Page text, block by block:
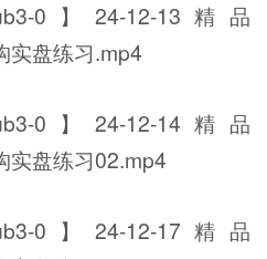
0】24-12-13精品
盘练习.mp4
0】24-12-14精品
盘练习02.mp4
0】24-12-17精品